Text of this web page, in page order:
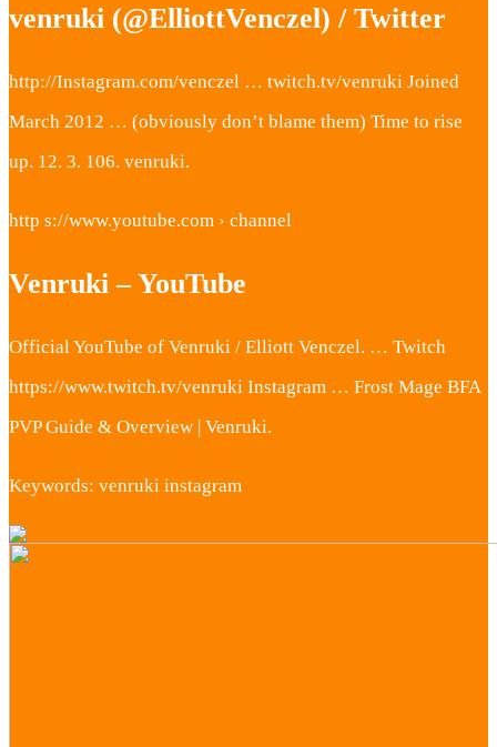
venruki (@ElliottVenczel) / Twitter
http://Instagram.com/venczel … twitch.tv/venruki Joined
March 2012 … (obviously don’t blame them) Time to rise
up. 12. 3. 106. venruki.
http s://www.youtube.com › channel
Venruki – YouTube
Official YouTube of Venruki / Elliott Venczel. … Twitch
https://www.twitch.tv/venruki Instagram … Frost Mage BFA
PVP Guide & Overview | Venruki.
Keywords: venruki instagram